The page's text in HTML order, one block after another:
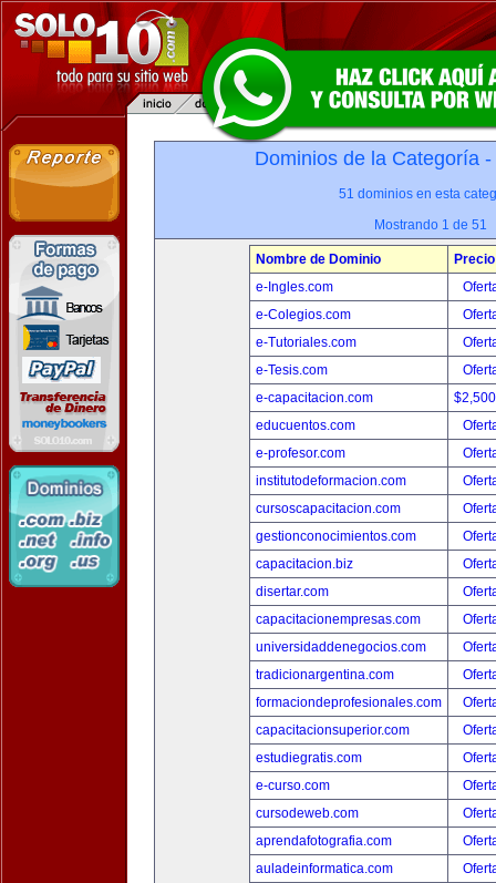
Dominios de la Categoría -
51 dominios en esta
Mostrando 1 de 51
Nombre de Dominio
Precio
e-Ingles.com
e-Colegios.com
e-Tutoriales.com
e-Tesis.com
e-capacitacion.com
educuentos.com
e-profesor.com
institutodeformacion.com
cursoscapacitacion.com
gestionconocimientos.com
capacitacion.biz
disertar.com
capacitacionempresas.com
universidaddenegocios.com
tradicionargentina.com
formaciondeprofesionales.com
capacitacionsuperior.com
estudiegratis.com
e-curso.com
cursodeweb.com
aprendafotografia.com
auladeinformatica.com